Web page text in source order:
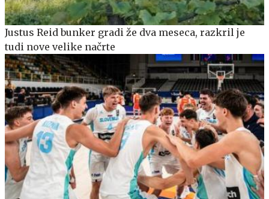
Justus Reid bunker gradi že dva meseca, razkril je
tudi nove velike načrte